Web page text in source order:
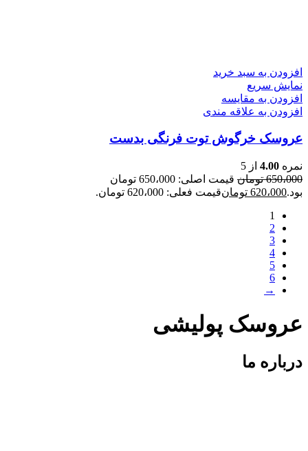
افزودن به سبد خرید
نمایش سریع
افزودن به مقایسه
افزودن به علاقه مندی
عروسک خرگوش توت فرنگی بدست
نمره 4.00 از 5
650،000 تومان
قیمت اصلی: 650،000 تومان
بود.620،000 تومانقیمت فعلی: 620،000 تومان.
1
2
3
4
5
6
→
عروسک پولیشی
درباره ما